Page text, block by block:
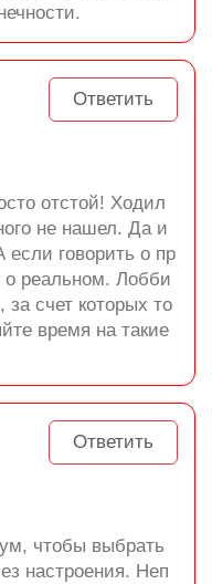
Ответить
отстой! Ходил
не нашел. Да и
говорить о пр
о реальном. Лобби
счет которых то
время на такие
Ответить
чтобы выбрать
настроения. Неп